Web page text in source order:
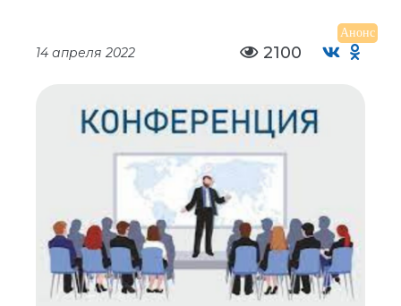
Анонс
14 апреля 2022 2100